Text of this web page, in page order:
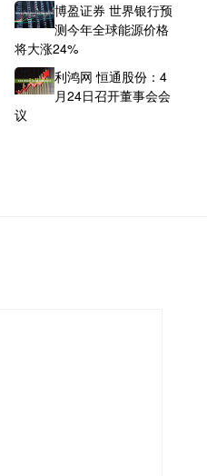
博盈证券 世界银行预
测今年全球能源价格
将大涨24%
利鸿网 恒通股份：4
月24日召开董事会会
议